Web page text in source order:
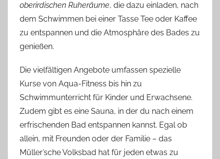
oberirdischen Ruheräume, die dazu einladen, nach
dem Schwimmen bei einer Tasse Tee oder Kaffee
zu entspannen und die Atmosphäre des Bades zu
genießen.
Die vielfältigen Angebote umfassen spezielle
Kurse von Aqua-Fitness bis hin zu
Schwimmunterricht für Kinder und Erwachsene.
Zudem gibt es eine Sauna, in der du nach einem
erfrischenden Bad entspannen kannst. Egal ob
allein, mit Freunden oder der Familie – das
Müller’sche Volksbad hat für jeden etwas zu